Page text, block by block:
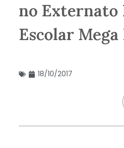
no Externato
Escolar Mega
18/10/2017